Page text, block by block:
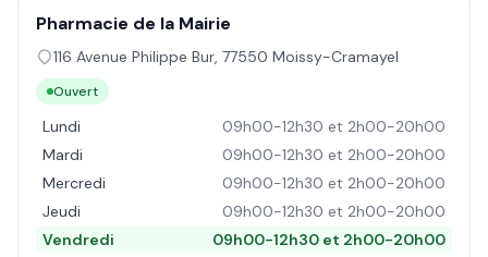
Pharmacie de la Mairie
116 Avenue Philippe Bur, 77550 Moissy-Cramayel
Ouvert
Lundi
09h00-12h30 et 2h00-20h00
Mardi
09h00-12h30 et 2h00-20h00
Mercredi
09h00-12h30 et 2h00-20h00
Jeudi
09h00-12h30 et 2h00-20h00
Vendredi
09h00-12h30 et 2h00-20h00